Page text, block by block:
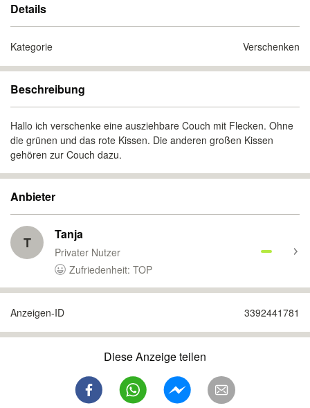
Details
Kategorie Verschenken
Beschreibung
Hallo ich verschenke eine ausziehbare Couch mit Flecken. Ohne
die grünen und das rote Kissen. Die anderen großen Kissen
gehören zur Couch dazu.
Anbieter
T Tanja
Privater Nutzer
Zufriedenheit: TOP
Anzeigen-ID 3392441781
Diese Anzeige teilen